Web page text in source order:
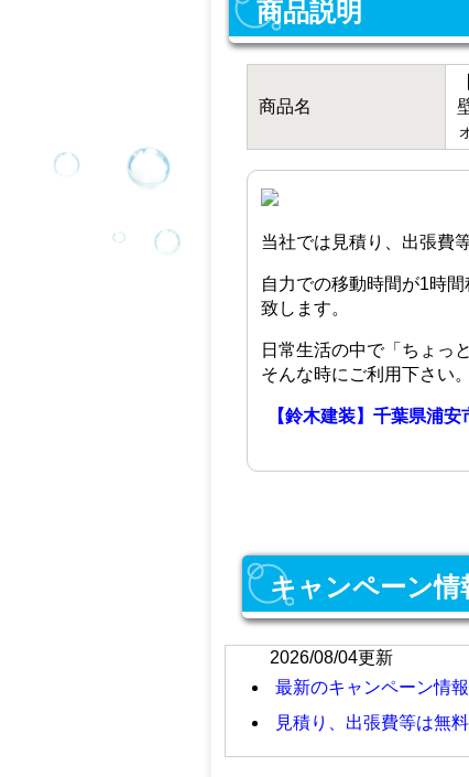
商品説明
商品名
当社では見積り、出張費
自力での移動時間が1時
致します。
日常生活の中で「ちょっ
そんな時にご利用下さい。
【鈴木建装】千葉県浦
キャンペーン情
2026/08/04更新
最新のキャンペーン情
見積り、出張費等は無